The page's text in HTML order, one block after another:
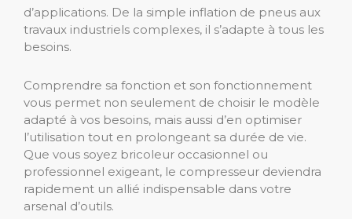
d’applications. De la simple inflation de pneus aux
travaux industriels complexes, il s’adapte à tous les
besoins.
Comprendre sa fonction et son fonctionnement
vous permet non seulement de choisir le modèle
adapté à vos besoins, mais aussi d’en optimiser
l’utilisation tout en prolongeant sa durée de vie.
Que vous soyez bricoleur occasionnel ou
professionnel exigeant, le compresseur deviendra
rapidement un allié indispensable dans votre
arsenal d’outils.